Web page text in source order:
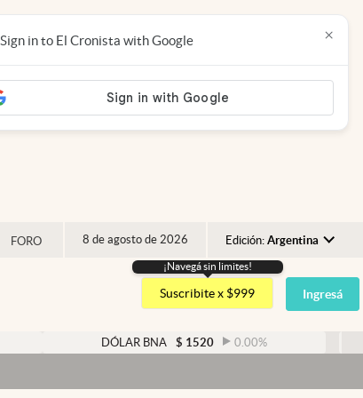
FORO 8 de agosto de 2026 Edición: Argentina
Argentina
España
USA
¡Navegá sin limites!
Suscribite x $999 Ingresá
1520 0.00 %
Sign in to El Cronista with Google ×